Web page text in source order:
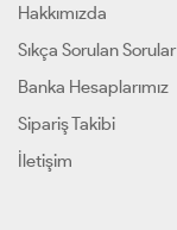
Hakkımızda
Sıkça Sorulan Sorular
Banka Hesaplarımız
Sipariş Takibi
İletişim